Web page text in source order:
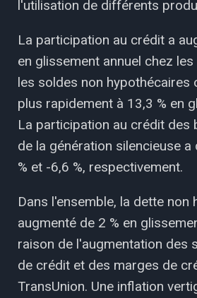
l'utilisation de différents
La participation au crédit a
en glissement annuel chez
les soldes non hypothécaires
plus rapidement à 13,3 % en
La participation au crédit des
de la génération silencieuse a
% et -6,6 %, respectivement.
Dans l'ensemble, la dette non
augmenté de 2 % en
raison de l'augmentation des
de crédit et des marges de
TransUnion. Une inflation